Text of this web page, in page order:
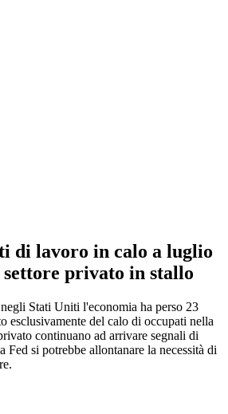
di lavoro in calo a luglio
settore privato in stallo
Stati Uniti l'economia ha perso 23
esclusivamente del calo di occupati nella
continuano ad arrivare segnali di
Fed si potrebbe allontanare la necessità di